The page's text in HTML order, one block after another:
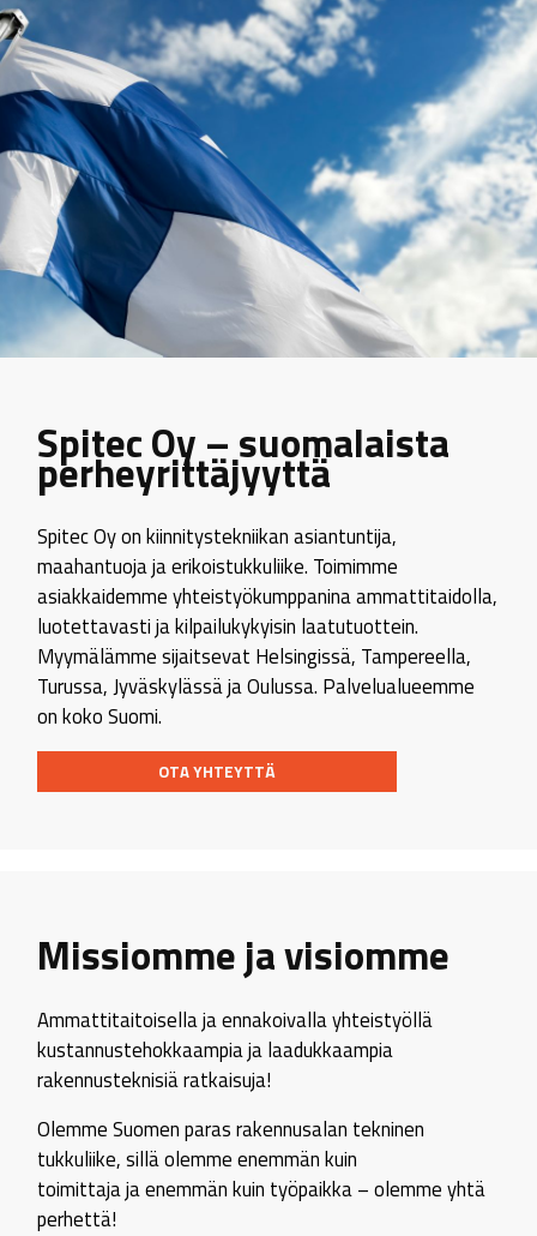
Spitec Oy – suomalaista
perheyrittäjyyttä
Spitec Oy on kiinnitystekniikan asiantuntija,
maahantuoja ja erikoistukkuliike. Toimimme
asiakkaidemme yhteistyökumppanina ammattitaidolla,
luotettavasti ja kilpailukykyisin laatutuottein.
Myymälämme sijaitsevat Helsingissä, Tampereella,
Turussa, Jyväskylässä ja Oulussa. Palvelualueemme
on koko Suomi.
OTA YHTEYTTÄ
Missiomme ja visiomme
Ammattitaitoisella ja ennakoivalla yhteistyöllä
kustannustehokkaampia ja laadukkaampia
rakennusteknisiä ratkaisuja!
Olemme Suomen paras rakennusalan tekninen
tukkuliike, sillä olemme enemmän kuin
toimittaja ja enemmän kuin työpaikka – olemme yhtä
perhettä!